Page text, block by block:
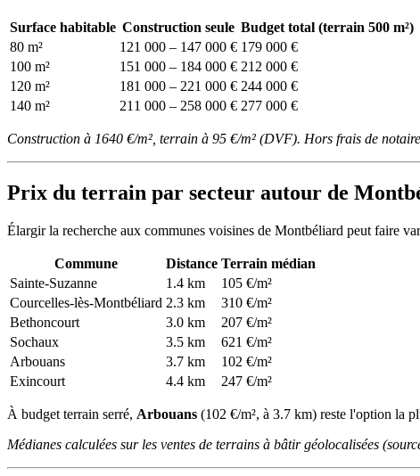
Surface habitable Construction seule Budget total (terrain 500 m²)
80 m²
121 000 – 147 000 € 179 000 €
100 m²
151 000 – 184 000 € 212 000 €
120 m²
181 000 – 221 000 € 244 000 €
140 m²
211 000 – 258 000 € 277 000 €
Construction à 1640 €/m², terrain à 95 €/m² (DVF). Hors frais de
Prix du terrain par secteur autour de
Élargir la recherche aux communes voisines de Montbéliard peut faire
Commune Distance Terrain médian
Sainte-Suzanne
1.4 km
105 €/m²
Courcelles-lès-Montbéliard 2.3 km
310 €/m²
Bethoncourt
3.0 km
207 €/m²
Sochaux
3.5 km
621 €/m²
Arbouans
3.7 km
102 €/m²
Exincourt
4.4 km 247 €/m²
À budget terrain serré, Arbouans (102 €/m², à 3.7 km) reste l'option la
Médianes calculées sur les ventes de terrains à bâtir géolocalisées